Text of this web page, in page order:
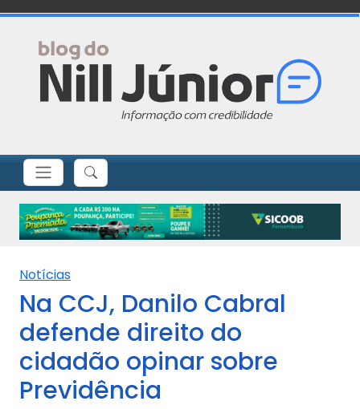
Notícias
Na CCJ, Danilo Cabral
defende direito do
cidadão opinar sobre
Previdência